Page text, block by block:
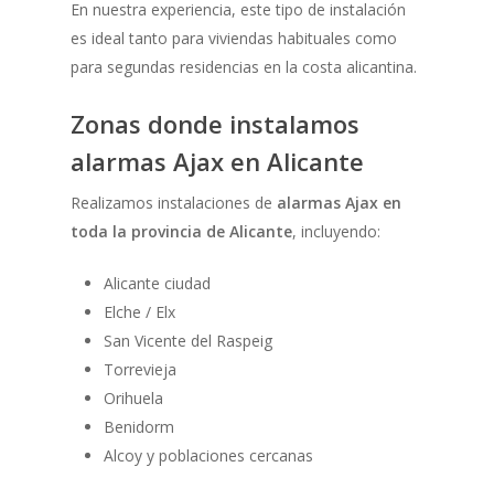
En nuestra experiencia, este tipo de instalación
es ideal tanto para viviendas habituales como
para segundas residencias en la costa alicantina.
Zonas donde instalamos
alarmas Ajax en Alicante
Realizamos instalaciones de alarmas Ajax en
toda la provincia de Alicante, incluyendo:
Alicante ciudad
Elche / Elx
San Vicente del Raspeig
Torrevieja
Orihuela
Benidorm
Alcoy y poblaciones cercanas